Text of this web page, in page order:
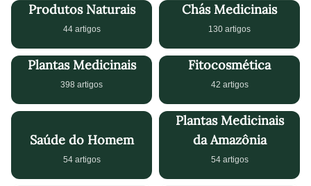
Produtos Naturais
44 artigos
Chás Medicinais
130 artigos
Plantas Medicinais
398 artigos
Fitocosmética
42 artigos
Saúde do Homem
54 artigos
Plantas Medicinais
da Amazônia
54 artigos